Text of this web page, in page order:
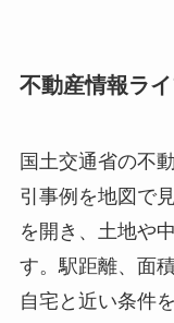
不動産情報ラ
国土交通省の不
引事例を地図で
を開き、土地や
す。駅距離、面
自宅と近い条件